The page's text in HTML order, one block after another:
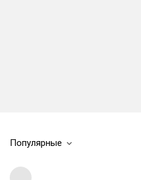
Популярные